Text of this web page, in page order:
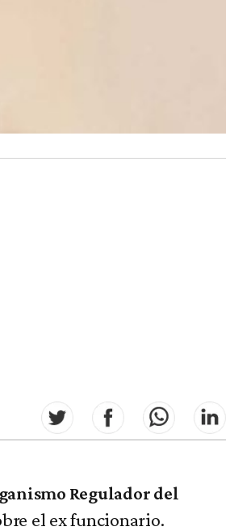
Regulador del
el ex funcionario.